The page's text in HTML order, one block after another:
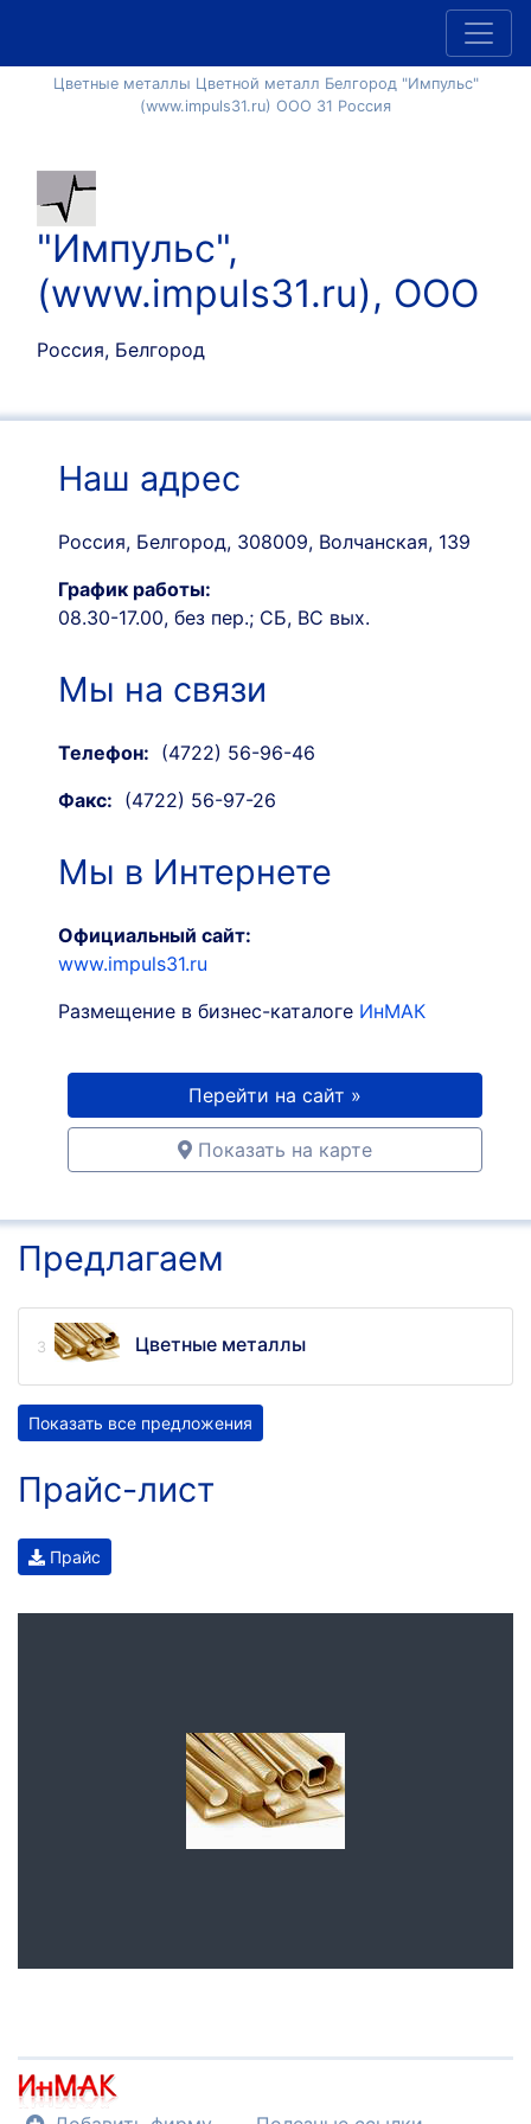
Цветные металлы Цветной металл Белгород "Импульс"
(www.impuls31.ru) ООО 31 Россия
"Импульс",
(www.impuls31.ru), ООО
Россия, Белгород
Наш адрес
Россия, Белгород, 308009, Волчанская, 139
График работы:
08.30-17.00, без пер.; СБ, ВС вых.
Мы на связи
Телефон: (4722) 56-96-46
Факс: (4722) 56-97-26
Мы в Интернете
Официальный сайт:
www.impuls31.ru
Размещение в бизнес-каталоге ИнМАК
Перейти на сайт »
Показать на карте
Предлагаем
Цветные металлы
Показать все предложения
Прайс-лист
Прайс